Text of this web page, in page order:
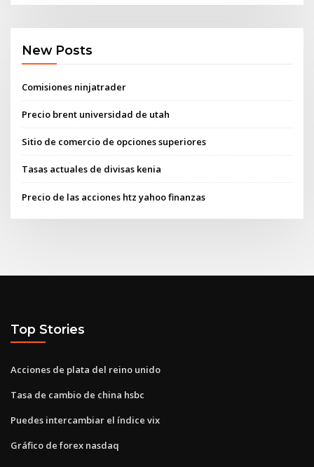
New Posts
Comisiones ninjatrader
Precio brent universidad de utah
Sitio de comercio de opciones superiores
Tasas actuales de divisas kenia
Precio de las acciones htz yahoo finanzas
Top Stories
Acciones de plata del reino unido
Tasa de cambio de china hsbc
Puedes intercambiar el índice vix
Gráfico de forex nasdaq